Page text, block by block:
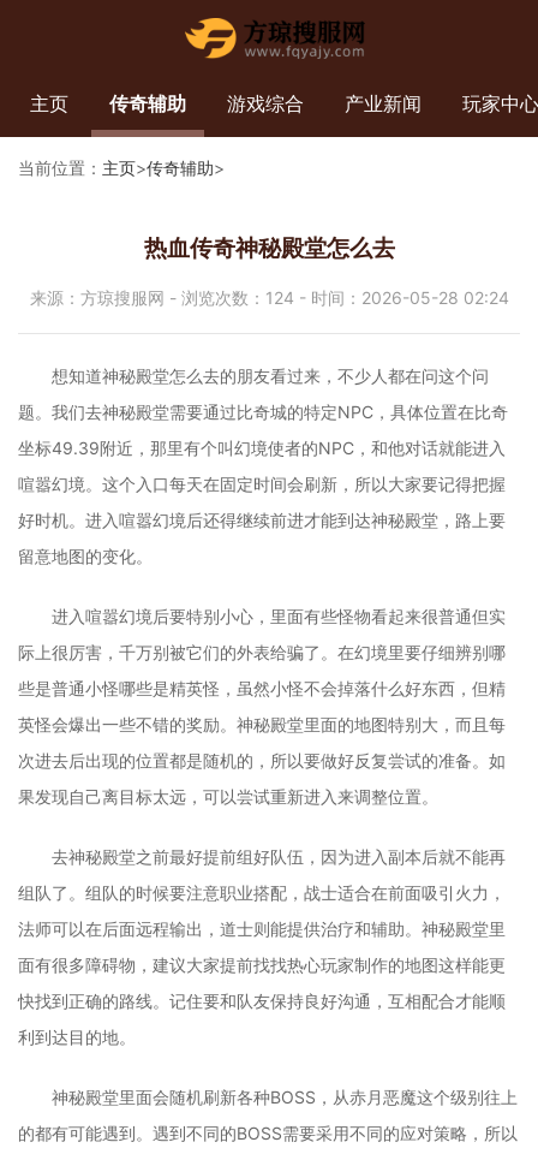
主页 传奇辅助 游戏综合 产业新闻 玩家中心
当前位置： 主页>传奇辅助>
热血传奇神秘殿堂怎么去
来源：方琼搜服网 - 浏览次数：124 - 时间：2026-05-28 02:24
想知道神秘殿堂怎么去的朋友看过来，不少人都在问这个问
题。我们去神秘殿堂需要通过比奇城的特定NPC，具体位置在比奇
坐标49.39附近，那里有个叫幻境使者的NPC，和他对话就能进入
喧嚣幻境。这个入口每天在固定时间会刷新，所以大家要记得把握
好时机。进入喧嚣幻境后还得继续前进才能到达神秘殿堂，路上要
留意地图的变化。
进入喧嚣幻境后要特别小心，里面有些怪物看起来很普通但实
际上很厉害，千万别被它们的外表给骗了。在幻境里要仔细辨别哪
些是普通小怪哪些是精英怪，虽然小怪不会掉落什么好东西，但精
英怪会爆出一些不错的奖励。神秘殿堂里面的地图特别大，而且每
次进去后出现的位置都是随机的，所以要做好反复尝试的准备。如
果发现自己离目标太远，可以尝试重新进入来调整位置。
去神秘殿堂之前最好提前组好队伍，因为进入副本后就不能再
组队了。组队的时候要注意职业搭配，战士适合在前面吸引火力，
法师可以在后面远程输出，道士则能提供治疗和辅助。神秘殿堂里
面有很多障碍物，建议大家提前找找热心玩家制作的地图这样能更
快找到正确的路线。记住要和队友保持良好沟通，互相配合才能顺
利到达目的地。
神秘殿堂里面会随机刷新各种BOSS，从赤月恶魔这个级别往上
的都有可能遇到。遇到不同的BOSS需要采用不同的应对策略，所以